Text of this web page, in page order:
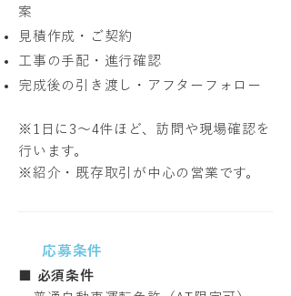
案
見積作成・ご契約
工事の手配・進行確認
完成後の引き渡し・アフターフォロー
※1日に3〜4件ほど、訪問や現場確認を
行います。
※紹介・既存取引が中心の営業です。
応募条件
■ 必須条件